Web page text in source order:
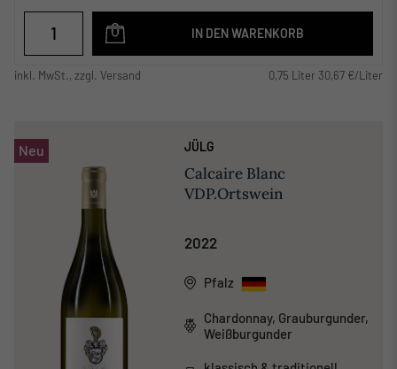
IN DEN WARENKORB
inkl. MwSt., zzgl. Versand 0,75 Liter 30,67 €/Liter
Neu JÜLG
Calcaire Blanc
VDP.Ortswein
2022
Pfalz
Chardonnay, Grauburgunder,
Weißburgunder